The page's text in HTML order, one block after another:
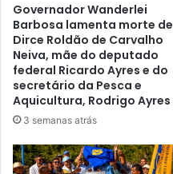
Governador Wanderlei
Barbosa lamenta morte de
Dirce Roldão de Carvalho
Neiva, mãe do deputado
federal Ricardo Ayres e do
secretário da Pesca e
Aquicultura, Rodrigo Ayres
3 semanas atrás